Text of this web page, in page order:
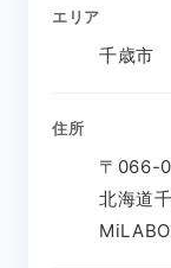
エリア
千歳市
住所
〒066-
北海道